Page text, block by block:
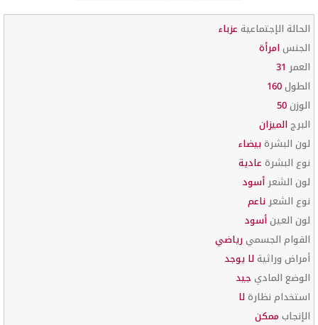
الحالة الإجتماعية عزباء
الجنسامرأة
العمر 31
الطول160
الوزن50
البرجالميزان
لون البشرةبيضاء
نوع البشرة عادية
لون الشعرأسود
نوع الشعرناعم
لون العينأسود
القوام الجسميرياضي
أمراض وراثيةلا يوجد
الوضع المادي جيد
استخدام نظارةلا
الإنجاب ممكن